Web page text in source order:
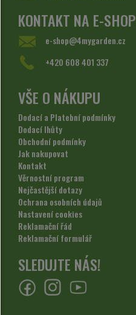
KONTAKT NA E-SHOP
e-shop@4mygarden.cz
+420 608 401 337
VŠE O NÁKUPU
Dodací a Platební podmínky
Dodací lhůty
Obchodní podmínky
Jak nakupovat
Kontakt
Věrnostní program
Nejčastější dotazy
Ochrana osobních údajů
Nastavení cookies
Reklamační řád
Reklamační formulář
SLEDUJTE NÁS!